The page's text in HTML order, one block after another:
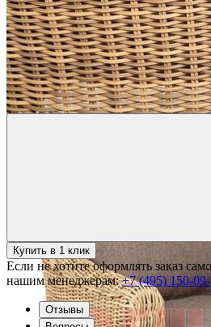
Купить в 1 клик
Если не хотите оформлять заказ
нашим менеджерам:+7 (495) 150-
Отзывы